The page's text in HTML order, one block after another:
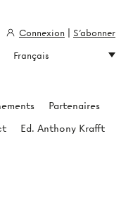
Partenaires
Ed. Anthony Krafft
Connexion
S'abonner
Français